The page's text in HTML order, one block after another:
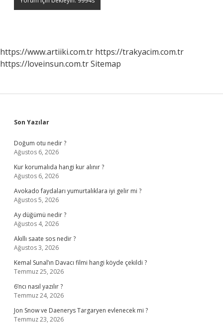
https://www.artiiki.com.tr https://trakyacim.com.tr
https://loveinsun.com.trSitemap
Sidebar
Son Yazılar
Doğum otu nedir ?
Ağustos 6, 2026
Kur korumalıda hangi kur alınır ?
Ağustos 6, 2026
Avokado faydaları yumurtalıklara iyi gelir mi ?
Ağustos 5, 2026
Ay düğümü nedir ?
Ağustos 4, 2026
Akıllı saate sos nedir ?
Ağustos 3, 2026
Kemal Sunal’ın Davacı filmi hangi köyde çekildi ?
Temmuz 25, 2026
6’ncı nasıl yazılır ?
Temmuz 24, 2026
Jon Snow ve Daenerys Targaryen evlenecek mi ?
Temmuz 23, 2026